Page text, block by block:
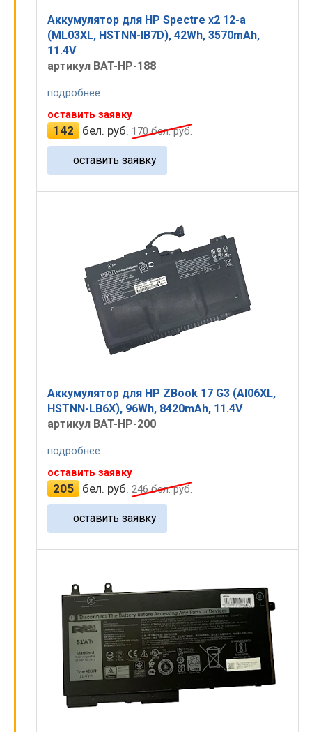
Аккумулятор для HP Spectre x2 12-a
(ML03XL, HSTNN-IB7D), 42Wh, 3570mAh,
11.4V
артикул BAT-HP-188
подробнее
оставить заявку
142 бел. руб. 170бел. руб.
оставить заявку
Аккумулятор для HP ZBook 17 G3 (AI06XL,
HSTNN-LB6X), 96Wh, 8420mAh, 11.4V
артикул BAT-HP-200
подробнее
оставить заявку
205 бел. руб. 246бел. руб.
оставить заявку
Экраны
Батареи
Клавиатуры
2004-2026. Все права защищены.
ЧУП ЦарикСУНП 190929577
Минск, ул. Чичерина, 21, офис 1А
+375 17 324-94-99
+375 29 334-94-99
shop.pk.by@gmail.com
27.566109